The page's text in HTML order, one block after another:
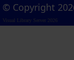
© Copyright
Visual Library Server 2026